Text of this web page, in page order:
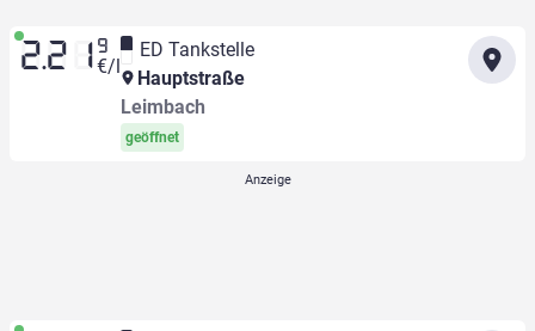
2.21 9
€/l
ED Tankstelle
Hauptstraße
Leimbach
geöffnet